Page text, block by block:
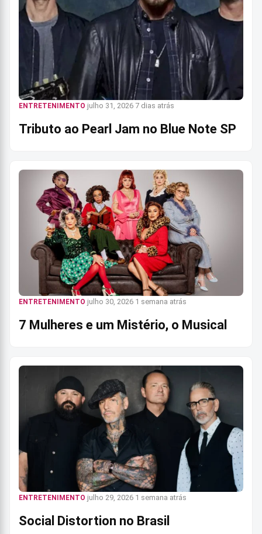
ENTRETENIMENTO julho 31, 2026 7 dias atrás
Tributo ao Pearl Jam no Blue Note SP
ENTRETENIMENTO julho 30, 2026 1 semana atrás
7 Mulheres e um Mistério, o Musical
ENTRETENIMENTO julho 29, 2026 1 semana atrás
Social Distortion no Brasil